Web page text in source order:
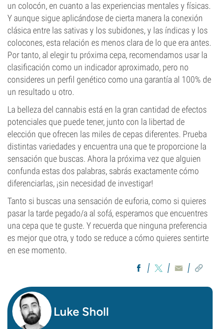
un colocón, en cuanto a las experiencias mentales y físicas.
Y aunque sigue aplicándose de cierta manera la conexión
clásica entre las sativas y los subidones, y las índicas y los
colocones, esta relación es menos clara de lo que era antes.
Por tanto, al elegir tu próxima cepa, recomendamos usar la
clasificación como un indicador aproximado, pero no
consideres un perfil genético como una garantía al 100% de
un resultado u otro.
La belleza del cannabis está en la gran cantidad de efectos
potenciales que puede tener, junto con la libertad de
elección que ofrecen las miles de cepas diferentes. Prueba
distintas variedades y encuentra una que te proporcione la
sensación que buscas. Ahora la próxima vez que alguien
confunda estas dos palabras, sabrás exactamente cómo
diferenciarlas, ¡sin necesidad de investigar!
Tanto si buscas una sensación de euforia, como si quieres
pasar la tarde pegado/a al sofá, esperamos que encuentres
una cepa que te guste. Y recuerda que ninguna preferencia
es mejor que otra, y todo se reduce a cómo quieres sentirte
en ese momento.
Luke Sholl